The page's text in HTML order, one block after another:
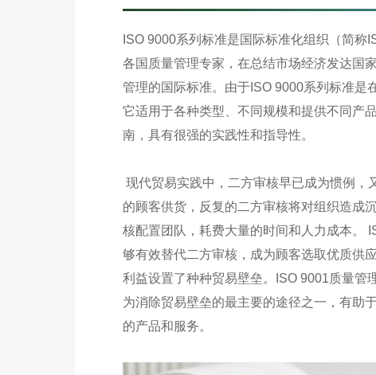
ISO 9000系列标准是国际标准化组织（简
各国质量管理专家，在总结市场经济发达国
管理的国际标准。由于ISO 9000系列标准是
它适用于各种类型、不同规模和提供不同产
南，具有很强的实践性和指导性。
现代贸易实践中，二方审核早已成为惯例，
的顾客供货，反复的二方审核将对组织造成
核配置团队，耗费大量的时间和人力成本。
够有效替代二方审核，成为顾客选取优质供
利益设置了种种贸易壁垒。ISO 9001质量管
为消除贸易壁垒的最主要的途径之一，有助
的产品和服务。